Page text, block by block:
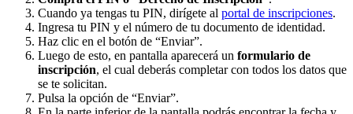
Cuando ya tengas tu PIN, dirígete al portal de inscripciones.
Ingresa tu PIN y el número de tu documento de identidad.
Haz clic en el botón de “Enviar”.
Luego de esto, en pantalla aparecerá un formulario de
inscripción, el cual deberás completar con todos los datos que
se te solicitan.
Pulsa la opción de “Enviar”.